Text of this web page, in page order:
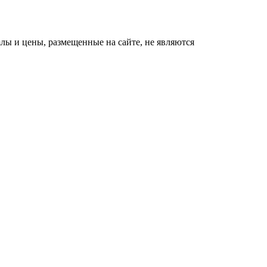
и цены, размещенные на сайте, не являются